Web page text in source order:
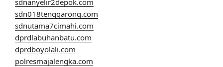
sdn018tenggarong.com
sdnutama7cimahi.com
dprdlabuhanbatu.com
dprdboyolali.com
polresmajalengka.com